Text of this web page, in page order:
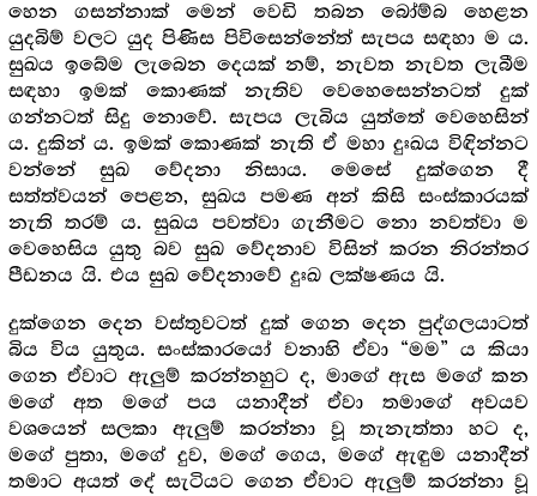
හෙන ගසන්නාක් මෙන් වෙඩි තබන බෝම්බ හෙළන
යුදබිම් වලට යුද පිණිස පිවිසෙන්නේත් සැපය සඳහා ම ය.
සුඛය ඉබේම ලැබෙන දෙයක් නම්, නැවත නැවත ලැබීම
සඳහා ඉමක් කොණක් නැතිව වෙහෙසෙන්නටත් දුක්
ගන්නටත් සිදු නොවේ. සැපය ලැබිය යුත්තේ වෙහෙසින්
ය. දුකින් ය. ඉමක් කොණක් නැති ඒ මහා දුඃඛය විඳින්නට
වන්නේ සුඛ වේදනා නිසාය. මෙසේ දුක්ගෙන දී
සත්ත්වයන් පෙළන, සුඛය පමණ අන් කිසි සංස්කාරයක්
නැති තරම් ය. සුඛය පවත්වා ගැනීමට නො නවත්වා ම
වෙහෙසිය යුතු බව සුඛ වේදනාව විසින් කරන නිරන්තර
පීඩනය යි. එය සුඛ වේදනාවේ දුඃඛ ලක්ෂණය යි.
දුක්ගෙන දෙන වස්තුවටත් දුක් ගෙන දෙන පුද්ගලයාටත්
බිය විය යුතුය. සංස්කාරයෝ වනාහි ඒවා “මම” ය කියා
ගෙන ඒවාට ඇලුම් කරන්නහුට ද, මාගේ ඇස මගේ කන
මගේ අත මගේ පය යනාදීන් ඒවා තමාගේ අවයව
වශයෙන් සලකා ඇලුම් කරන්නා වූ තැනැත්තා හට ද,
මගේ පුතා, මගේ දුව, මගේ ගෙය, මගේ ඇඳුම යනාදීන්
තමාට අයත් දේ සැටියට ගෙන ඒවාට ඇලුම් කරන්නා වූ